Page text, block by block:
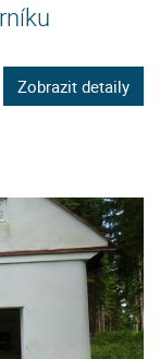
Zobrazit detaily